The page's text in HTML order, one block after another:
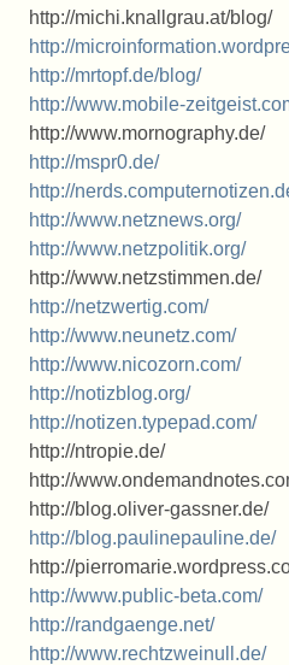
http://michi.knallgrau.at/blog/
http://
http://mrtopf.de/blog/
http://www.mobile-
http://www.mornography.de/
http://mspr0.de/
http://
http://www.netznews.org/
http://www.netzpolitik.org/
http://www.netzstimmen.de/
http://netzwertig.com/
http://www.neunetz.com/
http://www.nicozorn.com/
http://notizblog.org/
http://notizen.typepad.com/
http://ntropie.de/
http://
http://blog.oliver-gassner.de/
http://blog.paulinepauline.de/
http://
http://www.public-beta.com/
http://randgaenge.net/
http://www.rechtzweinull.de/